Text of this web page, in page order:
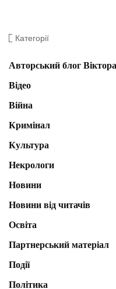
Категорії
Авторський блог
Відео
Війна
Кримінал
Культура
Некрологи
Новини
Новини від читачів
Освіта
Партнерський матеріал
Події
Політика